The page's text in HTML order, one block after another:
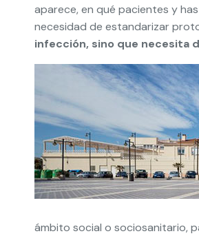
aparece, en qué pacientes y
necesidad de estandarizar
infección, sino que necesita
ámbito social o sociosanitario,